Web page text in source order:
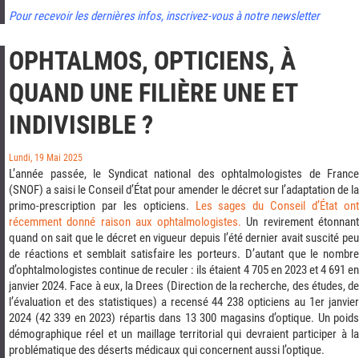
Pour recevoir les dernières infos, inscrivez-vous à notre newsletter
OPHTALMOS, OPTICIENS, À
QUAND UNE FILIÈRE UNE ET
INDIVISIBLE ?
Lundi, 19 Mai 2025
L’année passée, le Syndicat national des ophtalmologistes de France
(SNOF) a saisi le Conseil d’État pour amender le décret sur l’adaptation de la
primo-prescription par les opticiens. Les sages du Conseil d’État ont
récemment donné raison aux ophtalmologistes. Un revirement étonnant
quand on sait que le décret en vigueur depuis l’été dernier avait suscité peu
de réactions et semblait satisfaire les porteurs. D’autant que le nombre
d’ophtalmologistes continue de reculer : ils étaient 4 705 en 2023 et 4 691 en
janvier 2024. Face à eux, la Drees (Direction de la recherche, des études, de
l’évaluation et des statistiques) a recensé 44 238 opticiens au 1er janvier
2024 (42 339 en 2023) répartis dans 13 300 magasins d’optique. Un poids
démographique réel et un maillage territorial qui devraient participer à la
problématique des déserts médicaux qui concernent aussi l’optique.